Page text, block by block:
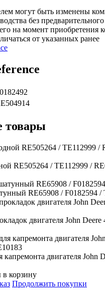
могут быть изменены
без
на момент приобретения
от указанных ранее
товары
RE505264 / TE112999 /
RE65908 / F0182594 /
двигателя John Deere
капремонта двигателя John
корзину
Продолжить покупки